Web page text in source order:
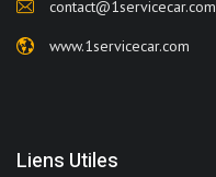
contact@1servicecar.com
www.1servicecar.com
Liens Utiles